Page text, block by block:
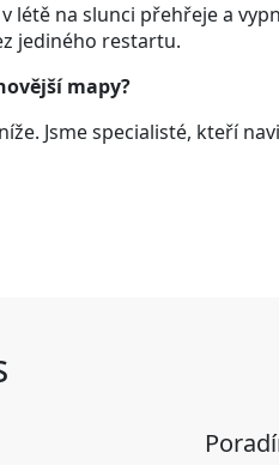
létě na slunci přehřeje a
jediného restartu.
mapy?
Jsme specialisté, kteří